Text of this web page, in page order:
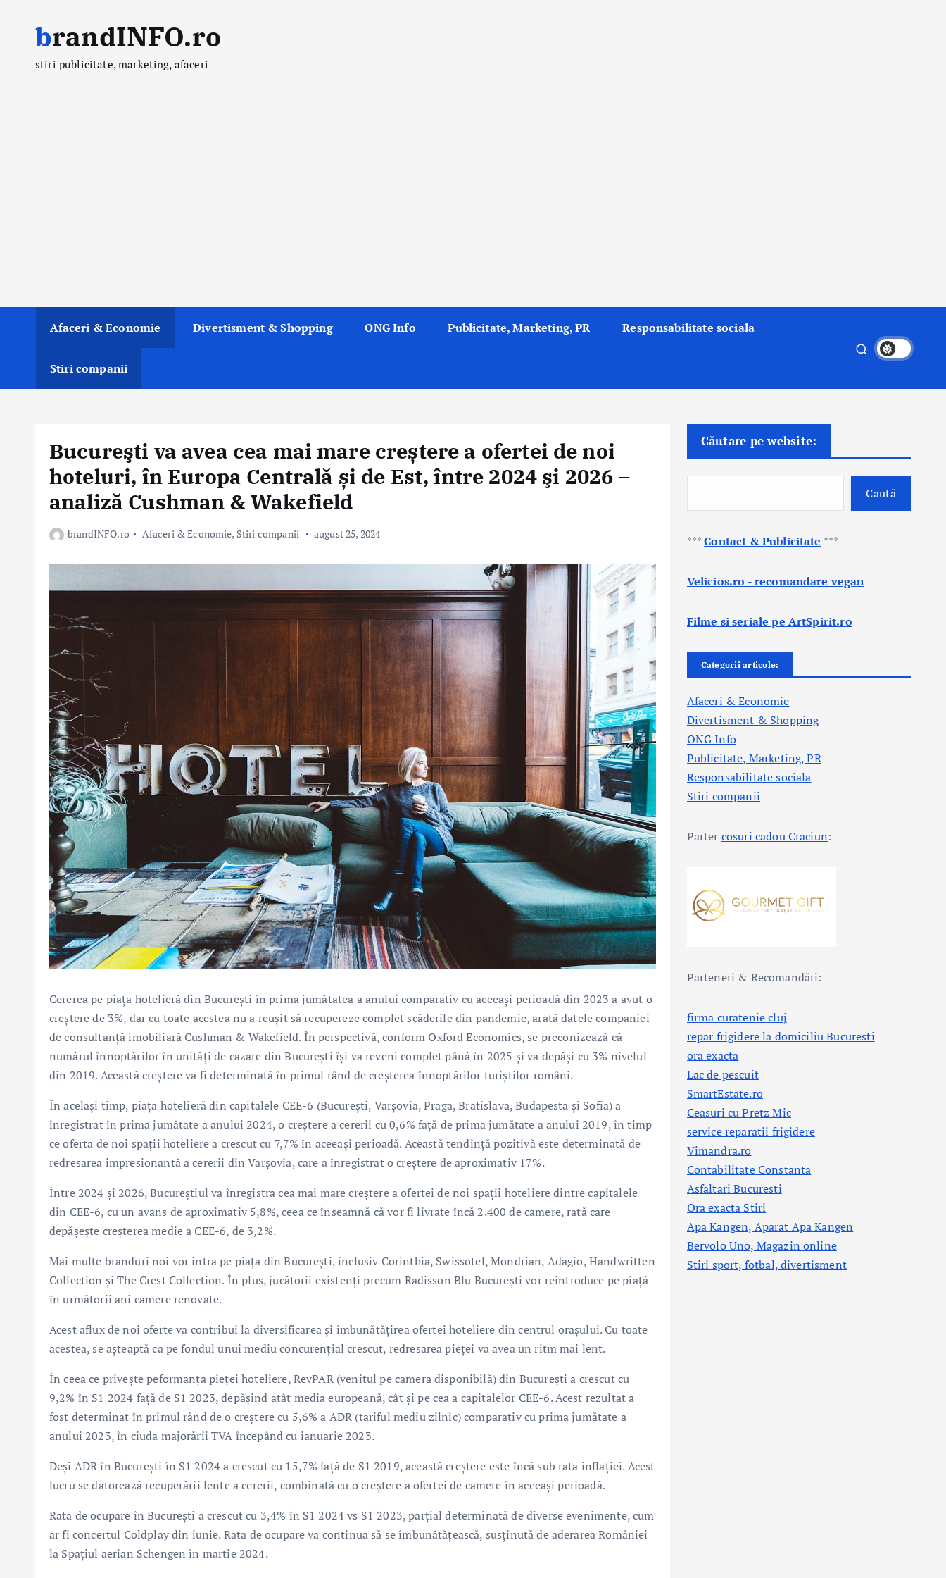
brandINFO.ro
stiri publicitate, marketing, afaceri
Afaceri & Economie Divertisment & Shopping ONG Info Publicitate, Marketing, PR Responsabilitate sociala
Stiri companii
Bucureşti va avea cea mai mare creștere a ofertei de noi
hoteluri, în Europa Centrală și de Est, între 2024 şi 2026 –
analiză Cushman & Wakefield
brandINFO.ro Afaceri & Economie, Stiri companii august 25, 2024
Cererea pe piața hotelieră din București în prima jumătatea a anului comparativ cu aceeași perioadă din 2023 a avut o
creștere de 3%, dar cu toate acestea nu a reușit să recupereze complet scăderile din pandemie, arată datele companiei
de consultanță imobiliară Cushman & Wakefield. În perspectivă, conform Oxford Economics, se preconizează că
numărul înnoptărilor în unități de cazare din București își va reveni complet până în 2025 și va depăși cu 3% nivelul
din 2019. Această creștere va fi determinată în primul rând de creșterea înnoptărilor turiștilor români.
În același timp, piața hotelieră din capitalele CEE-6 (București, Varșovia, Praga, Bratislava, Budapesta și Sofia) a
înregistrat în prima jumătate a anului 2024, o creștere a cererii cu 0,6% față de prima jumătate a anului 2019, în timp
ce oferta de noi spații hoteliere a crescut cu 7,7% în aceeași perioadă. Această tendință pozitivă este determinată de
redresarea impresionantă a cererii din Varșovia, care a înregistrat o creștere de aproximativ 17%.
Între 2024 și 2026, Bucureștiul va înregistra cea mai mare creștere a ofertei de noi spații hoteliere dintre capitalele
din CEE-6, cu un avans de aproximativ 5,8%, ceea ce înseamnă că vor fi livrate încă 2.400 de camere, rată care
depășește creșterea medie a CEE-6, de 3,2%.
Mai multe branduri noi vor intra pe piața din București, inclusiv Corinthia, Swissotel, Mondrian, Adagio, Handwritten
Collection și The Crest Collection. În plus, jucătorii existenți precum Radisson Blu București vor reintroduce pe piață
în următorii ani camere renovate.
Acest aflux de noi oferte va contribui la diversificarea și îmbunătățirea ofertei hoteliere din centrul orașului. Cu toate
acestea, se așteaptă ca pe fondul unui mediu concurențial crescut, redresarea pieței va avea un ritm mai lent.
În ceea ce privește peformanța pieței hoteliere, RevPAR (venitul pe camera disponibilă) din București a crescut cu
9,2% în S1 2024 față de S1 2023, depășind atât media europeană, cât și pe cea a capitalelor CEE-6. Acest rezultat a
fost determinat în primul rând de o creștere cu 5,6% a ADR (tariful mediu zilnic) comparativ cu prima jumătate a
anului 2023, în ciuda majorării TVA începând cu ianuarie 2023.
Deşi ADR în Bucureşti în S1 2024 a crescut cu 15,7% faţă de S1 2019, această creştere este încă sub rata inflaţiei. Acest
lucru se datorează recuperării lente a cererii, combinată cu o creștere a ofertei de camere în aceeași perioadă.
Rata de ocupare în București a crescut cu 3,4% în S1 2024 vs S1 2023, parțial determinată de diverse evenimente, cum
ar fi concertul Coldplay din iunie. Rata de ocupare va continua să se îmbunătățească, susținută de aderarea României
la Spațiul aerian Schengen în martie 2024.
Căutare pe website:
Caută
***Contact & Publicitate ***
Velicios.ro - recomandare vegan
Filme si seriale pe ArtSpirit.ro
Categorii articole:
Afaceri & Economie
Divertisment & Shopping
ONG Info
Publicitate, Marketing, PR
Responsabilitate sociala
Stiri companii
Parter cosuri cadou Craciun:
Parteneri & Recomandări:
firma curatenie cluj
repar frigidere la domiciliu Bucuresti
ora exacta
Lac de pescuit
SmartEstate.ro
Ceasuri cu Pretz Mic
service reparatii frigidere
Vimandra.ro
Contabilitate Constanta
Asfaltari Bucuresti
Ora exacta Stiri
Apa Kangen, Aparat Apa Kangen
Bervolo Uno, Magazin online
Stiri sport, fotbal,divertisment